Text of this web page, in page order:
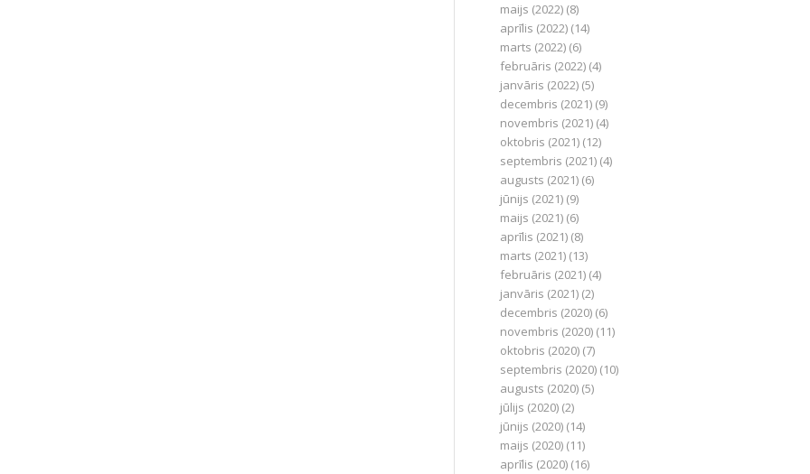
maijs (2022) (8)
aprīlis (2022) (14)
marts (2022) (6)
februāris (2022) (4)
janvāris (2022) (5)
decembris (2021) (9)
novembris (2021) (4)
oktobris (2021) (12)
septembris (2021) (4)
augusts (2021) (6)
jūnijs (2021) (9)
maijs (2021) (6)
aprīlis (2021) (8)
marts (2021) (13)
februāris (2021) (4)
janvāris (2021) (2)
decembris (2020) (6)
novembris (2020) (11)
oktobris (2020) (7)
septembris (2020) (10)
augusts (2020) (5)
jūlijs (2020) (2)
jūnijs (2020) (14)
maijs (2020) (11)
aprīlis (2020) (16)